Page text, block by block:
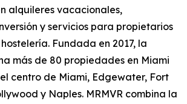
alquileres vacacionales,
y servicios para propietarios
Fundada en 2017, la
más de 80 propiedades en Miami
centro de Miami, Edgewater, Fort
y Naples. MRMVR combina la